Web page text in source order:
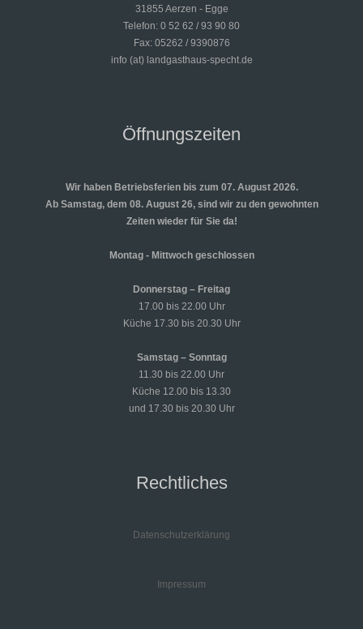
31855 Aerzen - Egge
Telefon: 0 52 62 / 93 90 80
Fax: 05262 / 9390876
info (at) landgasthaus-specht.de
Öffnungszeiten
Wir haben Betriebsferien bis zum 07. August 2026.
Ab Samstag, dem 08. August 26, sind wir zu den gewohnten
Zeiten wieder für Sie da!
Montag - Mittwoch geschlossen
Donnerstag – Freitag
17.00 bis 22.00 Uhr
Küche 17.30 bis 20.30 Uhr
Samstag – Sonntag
11.30 bis 22.00 Uhr
Küche 12.00 bis 13.30
und 17.30 bis 20.30 Uhr
Rechtliches
Datenschutzerklärung
Impressum